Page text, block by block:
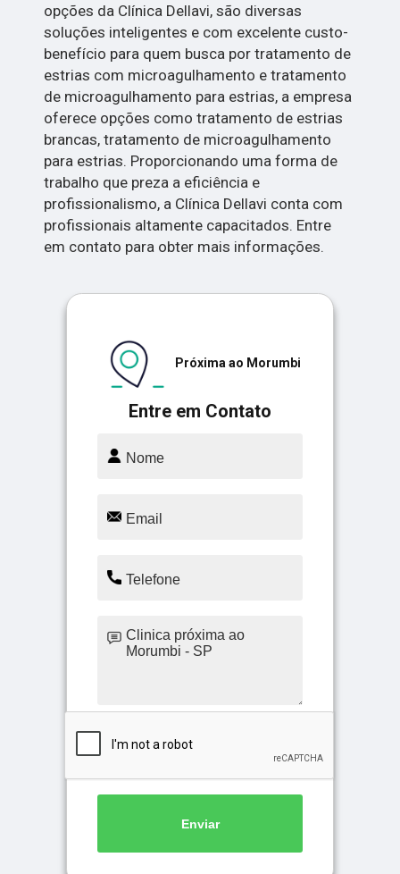
opções da Clínica Dellavi, são diversas
soluções inteligentes e com excelente custo-
benefício para quem busca por tratamento de
estrias com microagulhamento e tratamento
de microagulhamento para estrias, a empresa
oferece opções como tratamento de estrias
brancas, tratamento de microagulhamento
para estrias. Proporcionando uma forma de
trabalho que preza a eficiência e
profissionalismo, a Clínica Dellavi conta com
profissionais altamente capacitados. Entre
em contato para obter mais informações.
Entre em Contato
Próxima ao Morumbi
Enviar